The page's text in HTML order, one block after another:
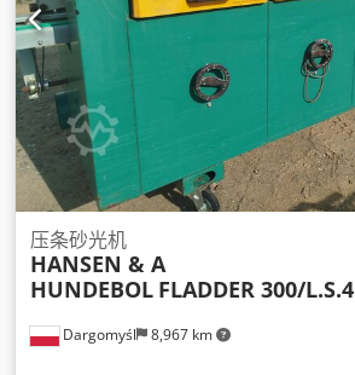
Dargomyśl 8,967 km
压条砂光机
HANSEN & A
HUNDEBOL FLADDER 300/L.S.4